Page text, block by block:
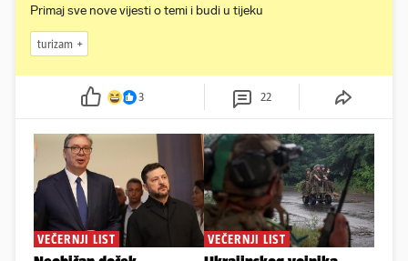
Primaj sve nove vijesti o temi i budi u tijeku
turizam
3 22